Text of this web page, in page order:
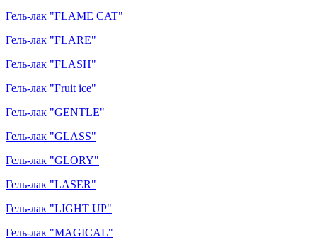
Гель-лак "FLAME CAT"
Гель-лак "FLARE"
Гель-лак "FLASH"
Гель-лак "Fruit ice"
Гель-лак "GENTLE"
Гель-лак "GLASS"
Гель-лак "GLORY"
Гель-лак "LASER"
Гель-лак "LIGHT UP"
Гель-лак "MAGICAL"